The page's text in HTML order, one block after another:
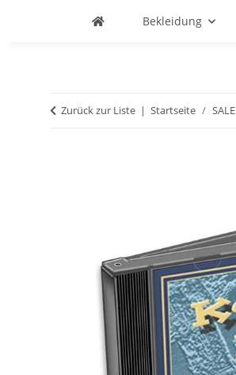
Bekleidung
Zurück zur Liste Startseite SALE